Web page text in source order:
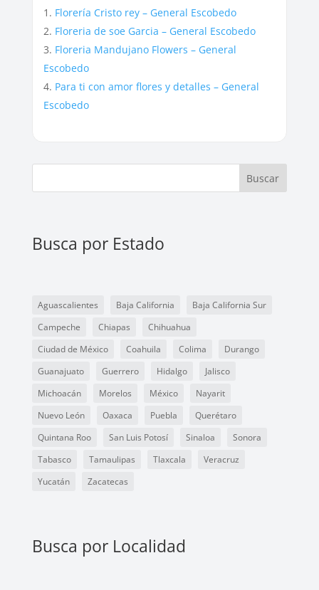
Florería Cristo rey – General Escobedo
Floreria de soe Garcia – General Escobedo
Floreria Mandujano Flowers – General
Escobedo
Para ti con amor flores y detalles – General
Escobedo
Buscar
Busca por Estado
Aguascalientes Baja California
Baja California Sur
Campeche
Chiapas
Chihuahua
Ciudad de México
Coahuila Colima
Durango
Guanajuato
Guerrero Hidalgo
Jalisco
Michoacán
Morelos México
Nayarit
Nuevo León
Oaxaca Puebla
Querétaro
Quintana Roo
San Luis Potosí Sinaloa
Sonora
Tabasco
Tamaulipas Tlaxcala
Veracruz
Yucatán
Zacatecas
Busca por Localidad